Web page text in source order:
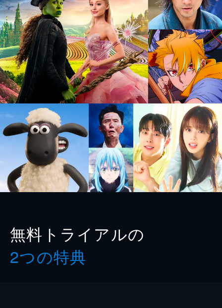
無料トライアルの
2つの特典